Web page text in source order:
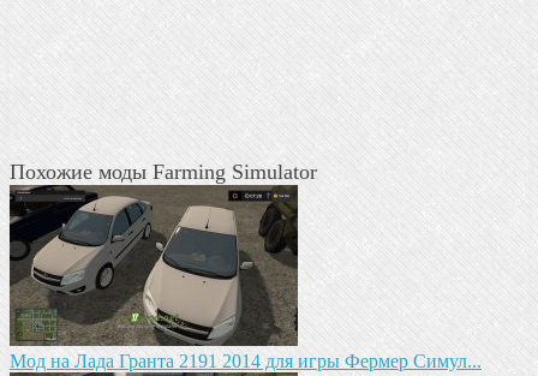
Похожие моды Farming Simulator
Мод на Лада Гранта 2191 2014 для игры Фермер Симул...